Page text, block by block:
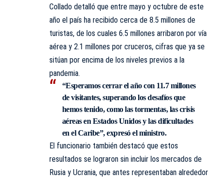
Collado detalló que entre mayo y octubre de este
año el país ha recibido cerca de 8.5 millones de
turistas, de los cuales 6.5 millones arribaron por vía
aérea y 2.1 millones por cruceros, cifras que ya se
sitúan por encima de los niveles previos a la
pandemia.
“Esperamos cerrar el año con 11.7 millones
de visitantes, superando los desafíos que
hemos tenido, como las tormentas, las crisis
aéreas en Estados Unidos y las dificultades
en el Caribe”, expresó el ministro.
El funcionario también destacó que estos
resultados se lograron sin incluir los mercados de
Rusia y Ucrania, que antes representaban alrededor